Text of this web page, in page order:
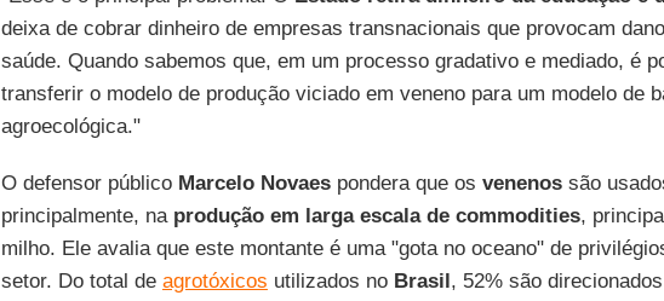
deixa de cobrar dinheiro de empresas transnacionais que provocam
saúde. Quando sabemos que, em um processo gradativo e mediado, é
transferir o modelo de produção viciado em veneno para um modelo de
agroecológica."
O defensor público Marcelo Novaespondera que os venenossão
principalmente, na produção em larga escala de commodities,
milho. Ele avalia que este montante é uma "gota no oceano" de
setor. Do total de agrotóxicos utilizados no Brasil, 52% são